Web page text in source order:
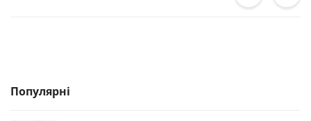
Популярні